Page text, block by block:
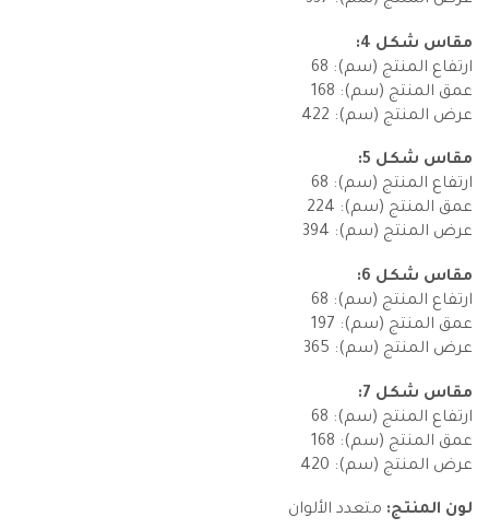
مقاس شكل 4:
ارتفاع المنتج (سم): 68
عمق المنتج (سم): 168
عرض المنتج (سم): 422
مقاس شكل 5:
ارتفاع المنتج (سم): 68
عمق المنتج (سم): 224
عرض المنتج (سم): 394
مقاس شكل 6:
ارتفاع المنتج (سم): 68
عمق المنتج (سم): 197
عرض المنتج (سم): 365
مقاس شكل 7:
ارتفاع المنتج (سم): 68
عمق المنتج (سم): 168
عرض المنتج (سم): 420
لون المنتج: متعدد الألوان